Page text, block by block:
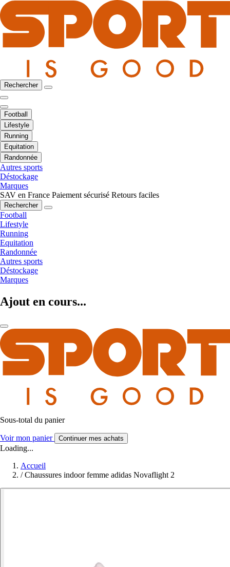
Rechercher
Football
Lifestyle
Running
Equitation
Randonnée
Autres sports
Déstockage
Marques
SAV en France Paiement sécurisé Retours faciles
Rechercher
Football
Lifestyle
Running
Equitation
Randonnée
Autres sports
Déstockage
Marques
Ajout en cours...
Sous-total du panier
Voir mon panier Continuer mes achats
Loading...
Accueil
/ Chaussures indoor femme adidas Novaflight 2